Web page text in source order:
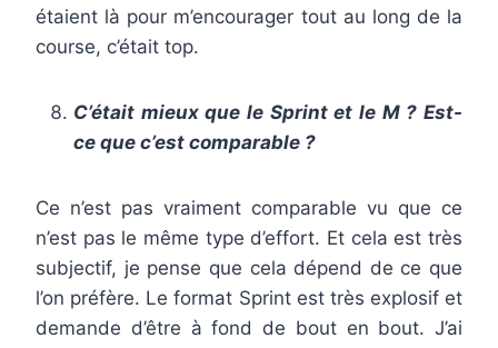
étaient là pour m’encourager tout au long de la
course, c’était top.
C’était mieux que le Sprint et le M ? Est-
ce que c’est comparable ?
Ce n’est pas vraiment comparable vu que ce
n’est pas le même type d’effort. Et cela est très
subjectif, je pense que cela dépend de ce que
l’on préfère. Le format Sprint est très explosif et
demande d’être à fond de bout en bout. J’ai